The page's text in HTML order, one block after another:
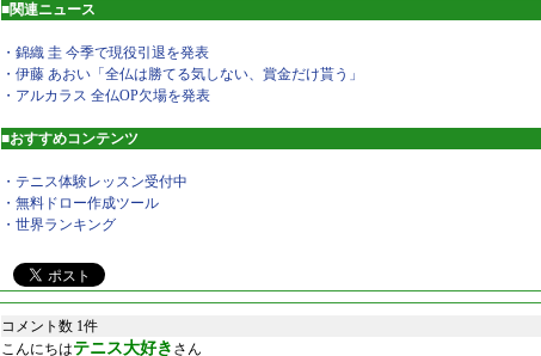
■関連ニュース
・錦織 圭 今季で現役引退を発表
・伊藤 あおい「全仏は勝てる気しない、賞金だけ貰う」
・アルカラス 全仏OP欠場を発表
■おすすめコンテンツ
・テニス体験レッスン受付中
・無料ドロー作成ツール
・世界ランキング
コメント数 1件
こんにちはテニス大好き さん